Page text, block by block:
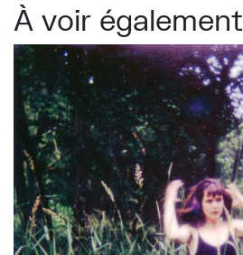
À voir également